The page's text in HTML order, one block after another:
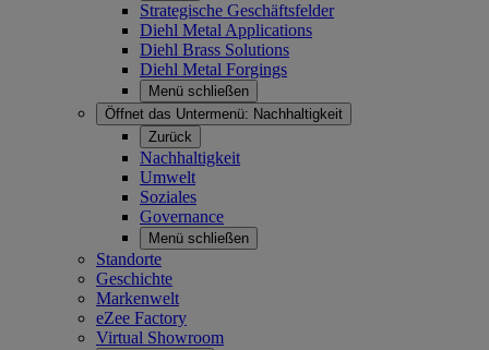
Strategische Geschäftsfelder
Diehl Metal Applications
Diehl Brass Solutions
Diehl Metal Forgings
Menü schließen
Öffnet das Untermenü: Nachhaltigkeit
Zurück
Nachhaltigkeit
Umwelt
Soziales
Governance
Menü schließen
Standorte
Geschichte
Markenwelt
eZee Factory
Virtual Showroom